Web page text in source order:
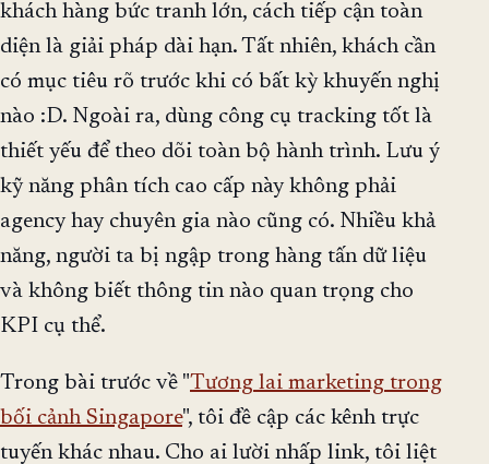
khách hàng bức tranh lớn, cách tiếp cận toàn
diện là giải pháp dài hạn. Tất nhiên, khách cần
có mục tiêu rõ trước khi có bất kỳ khuyến nghị
nào :D. Ngoài ra, dùng công cụ tracking tốt là
thiết yếu để theo dõi toàn bộ hành trình. Lưu ý
kỹ năng phân tích cao cấp này không phải
agency hay chuyên gia nào cũng có. Nhiều khả
năng, người ta bị ngập trong hàng tấn dữ liệu
và không biết thông tin nào quan trọng cho
KPI cụ thể.
Trong bài trước về "Tương lai marketing trong
bối cảnh Singapore", tôi đề cập các kênh trực
tuyến khác nhau. Cho ai lười nhấp link, tôi liệt